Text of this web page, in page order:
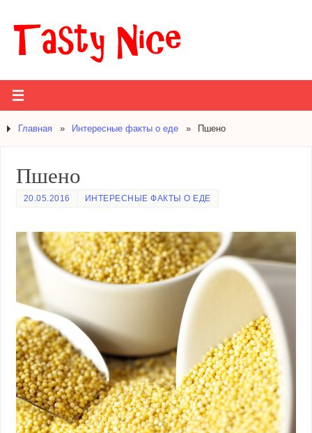
Главная » Интересные факты о еде » Пшено
Пшено
20.05.2016 ИНТЕРЕСНЫЕ ФАКТЫ О ЕДЕ